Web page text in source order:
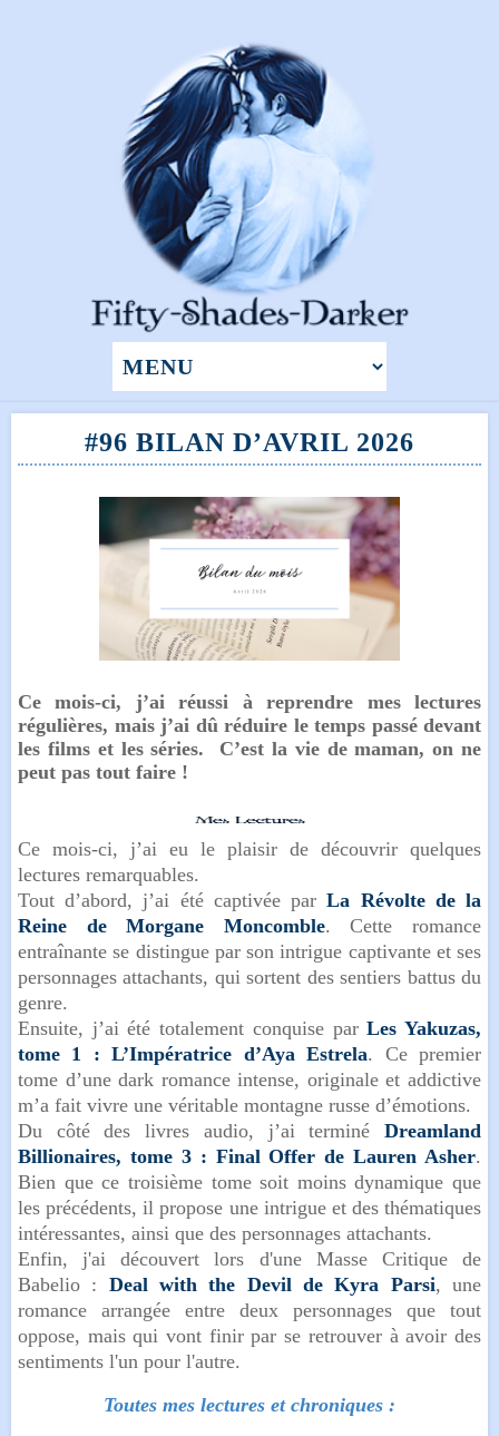
#96 BILAN D’AVRIL 2026
Ce mois-ci, j’ai réussi à reprendre mes lectures
régulières, mais j’ai dû réduire le temps passé devant
les films et les séries. C’est la vie de maman, on ne
peut pas tout faire !
Ce mois-ci, j’ai eu le plaisir de découvrir quelques
lectures remarquables.
Tout d’abord, j’ai été captivée parLa Révolte de la
Reine de Morgane Moncomble. Cette romance
entraînante se distingue par son intrigue captivante et ses
personnages attachants, qui sortent des sentiers battus du
genre.
Ensuite, j’ai été totalement conquise parLes Yakuzas,
tome 1 : L’Impératrice d’Aya Estrela. Ce premier
tome d’une dark romance intense, originale et addictive
m’a fait vivre une véritable montagne russe d’émotions.
Du côté des livres audio, j’ai terminé Dreamland
Billionaires, tome 3 : Final Offer de Lauren Asher.
Bien que ce troisième tome soit moins dynamique que
les précédents, il propose une intrigue et des thématiques
intéressantes, ainsi que des personnages attachants.
Enfin, j'ai découvert lors d'une Masse Critique de
Babelio : Deal with the Devil de Kyra Parsi, une
romance arrangée entre deux personnages que tout
oppose, mais qui vont finir par se retrouver à avoir des
sentiments l'un pour l'autre.
Toutes mes lectures et chroniques :